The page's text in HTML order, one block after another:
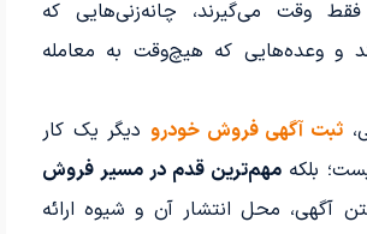
وقت می‌گیرند، چانه‌زنی‌هایی که
و وعده‌هایی که هیچ‌وقت به معامله
ثبت آگهی فروش خودرو دیگر یک کار
بلکهمهم‌ترین قدم در مسیر فروش
آگهی، محل انتشار آن و شیوه ارائه